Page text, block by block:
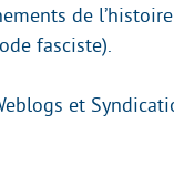
de
fasciste).
et